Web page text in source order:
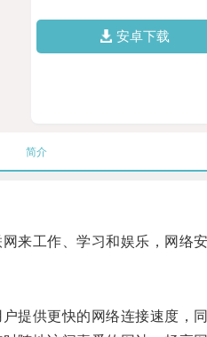
安卓下载
简介
工作、学习和娱乐，网络安
供更快的网络连接速度，同